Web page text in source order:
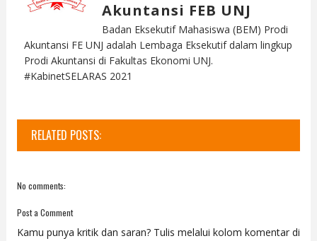
Akuntansi FEB UNJ
Badan Eksekutif Mahasiswa (BEM) Prodi
Akuntansi FE UNJ adalah Lembaga Eksekutif dalam lingkup
Prodi Akuntansi di Fakultas Ekonomi UNJ.
#KabinetSELARAS 2021
RELATED POSTS:
No comments:
Post a Comment
Kamu punya kritik dan saran? Tulis melalui kolom komentar di